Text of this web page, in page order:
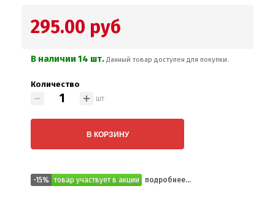
295.00 руб
В наличии 14 шт. Данный товар доступен для покупки.
Количество
шт
В КОРЗИНУ
-15% товар участвует в акции подробнее...